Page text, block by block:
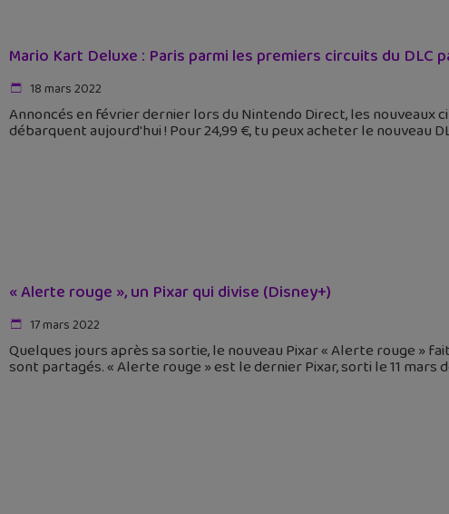
Mario Kart Deluxe : Paris parmi les premiers circuits du DLC
18 mars 2022
Annoncés en février dernier lors du Nintendo Direct, les nouveaux
débarquent aujourd'hui ! Pour 24,99 €, tu peux acheter le nouveau
« Alerte rouge », un Pixar qui divise (Disney+)
17 mars 2022
Quelques jours après sa sortie, le nouveau Pixar « Alerte rouge »
sont partagés. « Alerte rouge » est le dernier Pixar, sorti le 11